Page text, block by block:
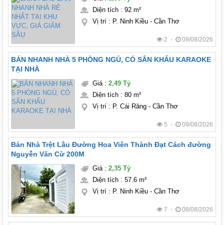
Diện tích: 92 m²
Vị trí: P. Ninh Kiều - Cần Thơ
2 - 09/08/2026
BÁN NHANH NHÀ 5 PHÒNG NGỦ, CÓ SÂN KHẤU KARAOKE
TẠI NHÀ
Giá: 2,49 Tỷ
Diện tích: 80 m²
Vị trí: P. Cái Răng - Cần Thơ
5 - 09/08/2026
Bán Nhà Trệt Lầu Đường Hoa Viên Thành Đạt Cách đường
Nguyễn Văn Cừ 200M
Giá: 2,35 Tỷ
Diện tích: 57.6 m²
Vị trí: P. Ninh Kiều - Cần Thơ
7 - 08/08/2026